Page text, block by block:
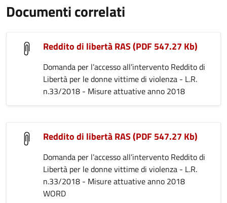
Documenti correlati
Reddito di libertà RAS (PDF 547.27 Kb)
Domanda per l’accesso all’intervento Reddito di
Libertà per le donne vittime di violenza - L.R.
n.33/2018 - Misure attuative anno 2018
Reddito di libertà RAS (PDF 547.27 Kb)
Domanda per l’accesso all’intervento Reddito di
Libertà per le donne vittime di violenza - L.R.
n.33/2018 - Misure attuative anno 2018
WORD